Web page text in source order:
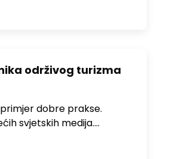
održivog turizma
dobre prakse.
svjetskih medija.…